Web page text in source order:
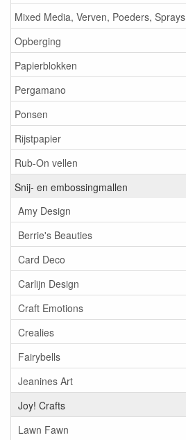
Mixed Media, Verven, Poeders, Sprays
Opberging
Papierblokken
Pergamano
Ponsen
Rijstpapier
Rub-On vellen
Snij- en embossingmallen
Amy Design
Berrie's Beauties
Card Deco
Carlijn Design
Craft Emotions
Crealies
Fairybells
Jeanines Art
Joy! Crafts
Lawn Fawn